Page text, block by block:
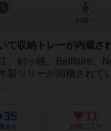
て収納トレーが内蔵さ
、剣ヶ峰、Bellfaire、
製ツリーが同梱されて
35
あり
11
お気に入り